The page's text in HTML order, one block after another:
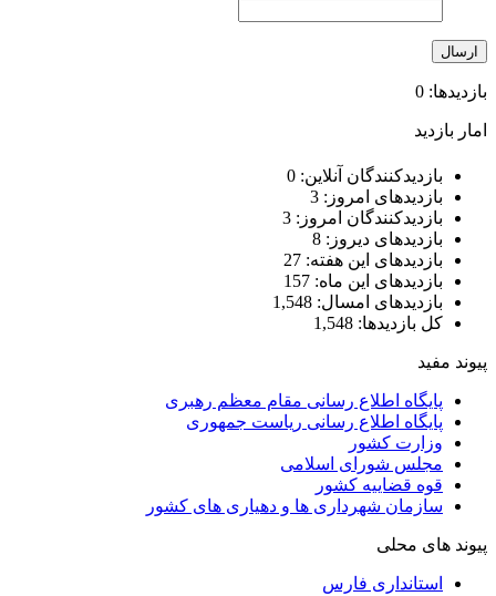
0
بازدید
بازدیدکنندگان آنلاین:0
بازدیدهای امروز:3
بازدیدکنندگان امروز:3
بازدیدهای دیروز:8
بازدیدهای این هفته:27
بازدیدهای این ماه:157
بازدیدهای امسال: 1,548
کل بازدیدها:1,548
مفید
پایگاه اطلاع رسانی مقام معظم رهبری
پایگاه اطلاع رسانی ریاست جمهوری
وزارت کشور
مجلس شورای اسلامی
قوه قضاییه کشور
سازمان شهرداری ها و دهیاری های کشور
های محلی
استانداری فارس